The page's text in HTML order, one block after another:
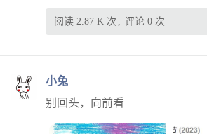
阅读 2.87 K 次 评论 0 次
小兔
别回头，向前看